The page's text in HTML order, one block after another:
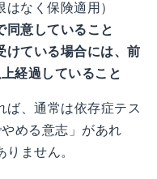
なく保険適用）
同意していること
けている場合には、前
経過していること
ば、通常は依存症テス
める意志」があれ
ません。